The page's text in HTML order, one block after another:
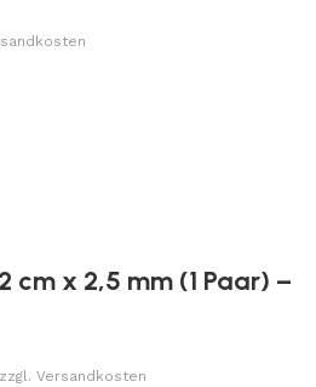
cm x 2,5 mm (1 Paar) –
Versandkosten